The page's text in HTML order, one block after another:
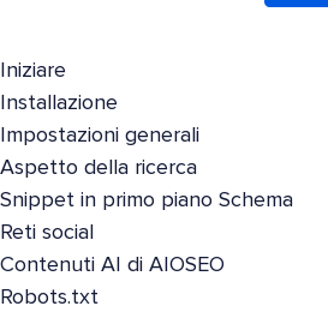
Iniziare
Installazione
Impostazioni generali
Aspetto della ricerca
Snippet in primo piano Schema
Reti social
Contenuti AI di AIOSEO
Robots.txt